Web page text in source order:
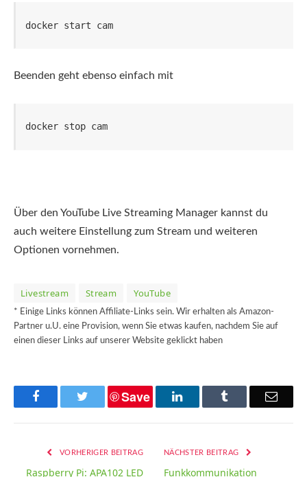
docker start cam
Beenden geht ebenso einfach mit
docker stop cam
Über den YouTube Live Streaming Manager kannst du
auch weitere Einstellung zum Stream und weiteren
Optionen vornehmen.
Livestream Stream YouTube
* Einige Links können Affiliate-Links sein. Wir erhalten als Amazon-
Partner u.U. eine Provision, wenn Sie etwas kaufen, nachdem Sie auf
einen dieser Links auf unserer Website geklickt haben
Facebook TwitterSave LinkedInTumblr Email
VORHERIGER BEITRAG
Raspberry Pi: APA102 LED
NÄCHSTER BEITRAG
Funkkommunikation